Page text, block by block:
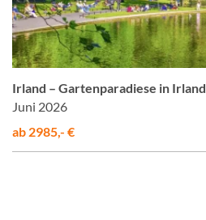
Irland – Gartenparadiese in Irland
Juni 2026
ab 2985,- €